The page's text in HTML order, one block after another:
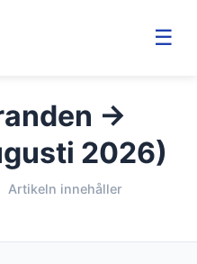
☰
→
2026)
Artikeln innehåller